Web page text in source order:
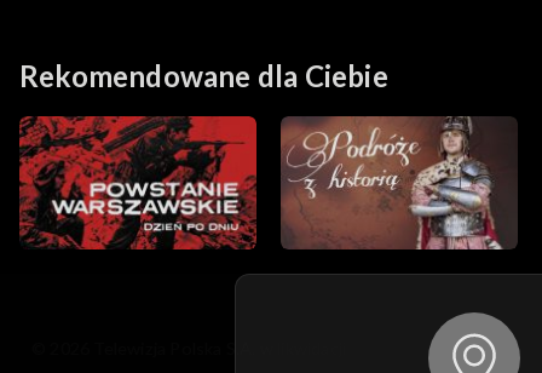
Rekomendowane dla Ciebie